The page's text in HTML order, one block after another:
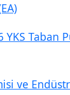
Taban
ve